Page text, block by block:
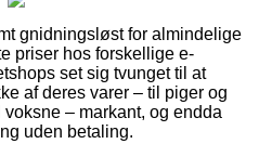
gnidningsløst for almindelige
priser hos forskellige e-
set sig tvunget til at
af deres varer – til piger og
– markant, og endda
uden betaling.